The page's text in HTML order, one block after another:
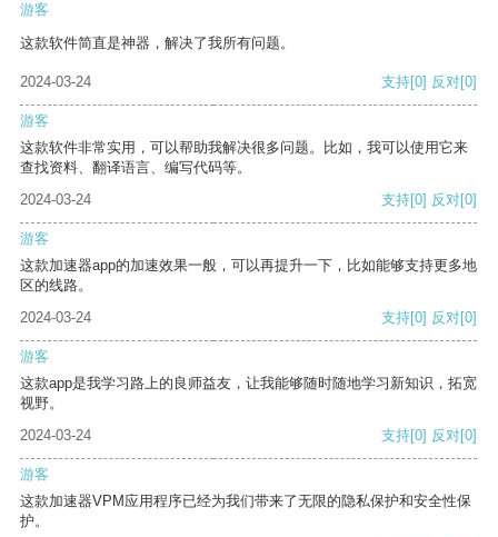
游客
这款软件简直是神器，解决了我所有问题。
2024-03-24 支持[0] 反对[0]
游客
这款软件非常实用，可以帮助我解决很多问题。比如，我可以使用它来
查找资料、翻译语言、编写代码等。
2024-03-24
支持[0] 反对[0]
游客
这款加速器app的加速效果一般，可以再提升一下，比如能够支持更多地
区的线路。
2024-03-24
支持[0] 反对[0]
游客
这款app是我学习路上的良师益友，让我能够随时随地学习新知识，拓宽
视野。
2024-03-24
支持[0] 反对[0]
游客
这款加速器VPM应用程序已经为我们带来了无限的隐私保护和安全性保
护。